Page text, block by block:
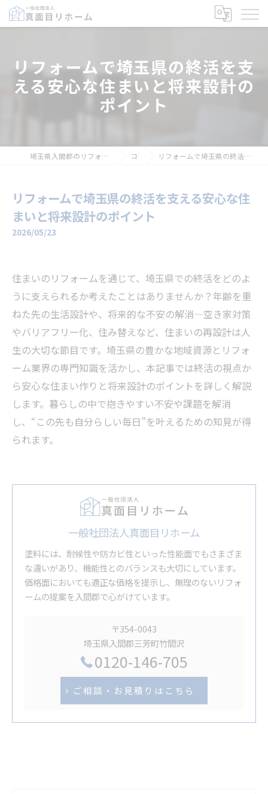
リフォームで埼玉県の終活を支
える安心な住まいと将来設計の
ポイント
埼玉県入間郡のリフォームなら一般社団法人真面目リホーム コラム リフォームで埼玉県の終活を支える安心な住まいと将来設計のポイント
リフォームで埼玉県の終活を支える安心な住
まいと将来設計のポイント
2026/05/23
住まいのリフォームを通じて、埼玉県での終活をどのよ
うに支えられるか考えたことはありませんか？年齢を重
ねた先の生活設計や、将来的な不安の解消―空き家対策
やバリアフリー化、住み替えなど、住まいの再設計は人
生の大切な節目です。埼玉県の豊かな地域資源とリフォ
ーム業界の専門知識を活かし、本記事では終活の視点か
ら安心な住まい作りと将来設計のポイントを詳しく解説
します。暮らしの中で抱きやすい不安や課題を解消
し、“この先も自分らしい毎日”を叶えるための知見が得
られます。
一般社団法人真面目リホーム
塗料には、耐候性や防カビ性といった性能面でもさまざま
な違いがあり、機能性とのバランスも大切にしています。
価格面においても適正な価格を提示し、無理のないリフォ
ームの提案を入間郡で心がけています。
〒354-0043
埼玉県入間郡三芳町竹間沢
0120-146-705
ご相談・お見積りはこちら